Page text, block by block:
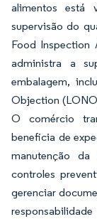
alimentos
supervisão do
Food Inspection
administra a
embalagem,
Objection
O comércio
beneficia de
manutenção
controles
gerenciar